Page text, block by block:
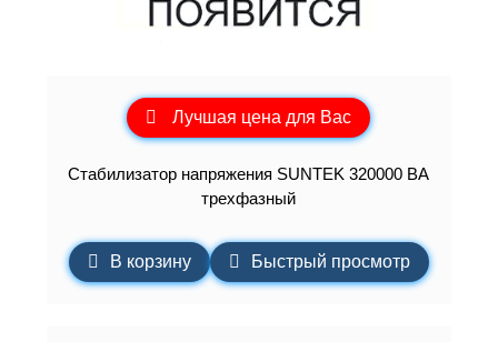
Лучшая цена для Вас
Стабилизатор напряжения SUNTEK 320000 ВА
трехфазный
В корзину Быстрый просмотр